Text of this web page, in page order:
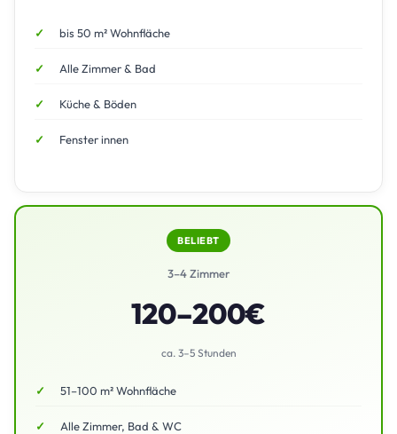
bis 50 m² Wohnfläche
Alle Zimmer & Bad
Küche & Böden
Fenster innen
BELIEBT
3–4 Zimmer
120–200€
ca. 3–5 Stunden
51–100 m² Wohnfläche
Alle Zimmer, Bad & WC